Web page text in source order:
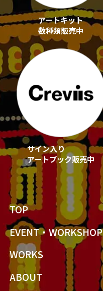
アートキット
数種類販売中
サイン入り
アートブック販売中
TOP
EVENT・WORKSHOP
WORKS
ABOUT